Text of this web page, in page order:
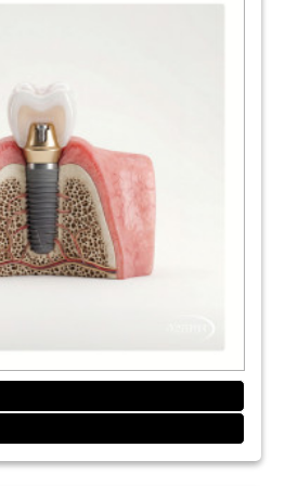
digital umgesetzt
in Oraler Implantologie